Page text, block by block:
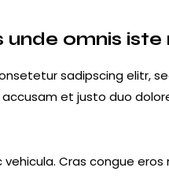
unde omnis iste
sadipscing elitr,
et justo duo
Cras congue